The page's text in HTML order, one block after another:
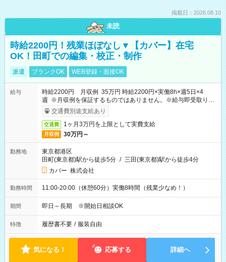
掲載日：2026.08.10
未読
時給2200円！残業ほぼなし▼【カバー】在宅
OK！田町での編集・校正・制作
派遣 ブランクOK WEB登録・面接OK
給与
時給2200円 月収例 35万円 時給2200円×実働8h×週5日×4
週 ※月収例を保証するものではありません。※給与即受取りサ
ービス利用可（利用条件有）
交通費別途支給あり
交通費 1ヶ月3万円を上限として実費支給
月収例 30万円～
勤務地
東京都港区
田町(東京都)駅から徒歩5分 / 三田(東京都)駅から徒歩4分
カバー 株式会社
勤務時間 11:00-20:00（休憩60分）実働8時間（残業少なめ！）
期間 即日～長期 ※開始日相談OK
特徴 履歴書不要 / 服装自由
気になる！ 応募する 詳細へ